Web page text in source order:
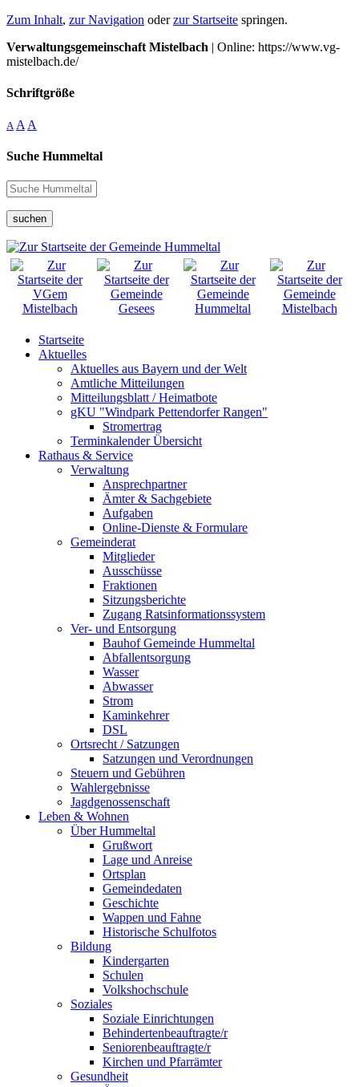
Zum Inhalt, zur Navigation oderzur Startseite springen.
Verwaltungsgemeinschaft Mistelbach | Online: https://www.vg-
mistelbach.de/
Schriftgröße
A A A
Suche Hummeltal
suchen
Startseite
Aktuelles
Aktuelles aus Bayern und der Welt
Amtliche Mitteilungen
Mitteilungsblatt / Heimatbote
gKU "Windpark Pettendorfer Rangen"
Stromertrag
Terminkalender Übersicht
Rathaus & Service
Verwaltung
Ansprechpartner
Ämter & Sachgebiete
Aufgaben
Online-Dienste & Formulare
Gemeinderat
Mitglieder
Ausschüsse
Fraktionen
Sitzungsberichte
Zugang Ratsinformationssystem
Ver- und Entsorgung
Bauhof Gemeinde Hummeltal
Abfallentsorgung
Wasser
Abwasser
Strom
Kaminkehrer
DSL
Ortsrecht / Satzungen
Satzungen und Verordnungen
Steuern und Gebühren
Wahlergebnisse
Jagdgenossenschaft
Leben & Wohnen
Über Hummeltal
Grußwort
Lage und Anreise
Ortsplan
Gemeindedaten
Geschichte
Wappen und Fahne
Historische Schulfotos
Bildung
Kindergarten
Schulen
Volkshochschule
Soziales
Soziale Einrichtungen
Behindertenbeauftragte/r
Seniorenbeauftragte/r
Kirchen und Pfarrämter
Gesundheit